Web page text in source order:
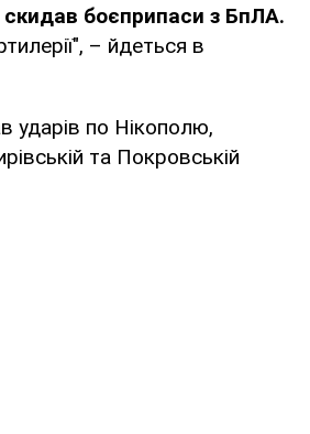
боєприпаси з БпЛА.
– йдеться в
ударів по Нікополю,
та Покровській